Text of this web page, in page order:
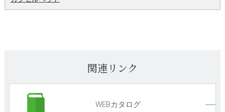
関連リンク
WEBカタログ